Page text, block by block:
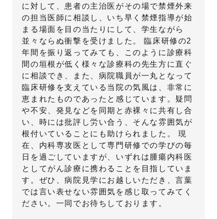
に対して、患者の主治医がその場で禁煙外来
の担当医師に相談し、いち早く禁煙指導が始
まる場面を目の当たりにして、学生ながら
並々ならぬ衝撃を受けました。 臨床研修の2
年間を振り返ってみても、このように診療科
間の垣根が低く様々な診療科の先生方に直ぐ
に相談でき、また、病院職員が一丸となって
臨床研修を支えている当院の気風は、非常に
恵まれたものであったと感じています。疑問
や不安、発見などを同期と赤裸々に共有し合
い、時には批評し労い合う、そんな雰囲気が
根付いていることにも助けられました。 現
在、内科専攻医として専門研修での学びの毎
日を過ごしていますが、いずれは腫瘍内科医
としてがん診療に携わることを目指していま
す。ぜひ、病院見学にお越しいただき、言葉
では言い表せない雰囲気を感じ取ってみてく
ださい。一同でお待ちしております。